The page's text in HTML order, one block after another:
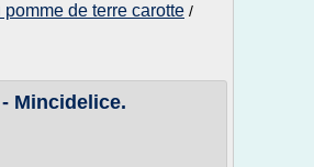
pomme de terre carotte /
Mincidelice.